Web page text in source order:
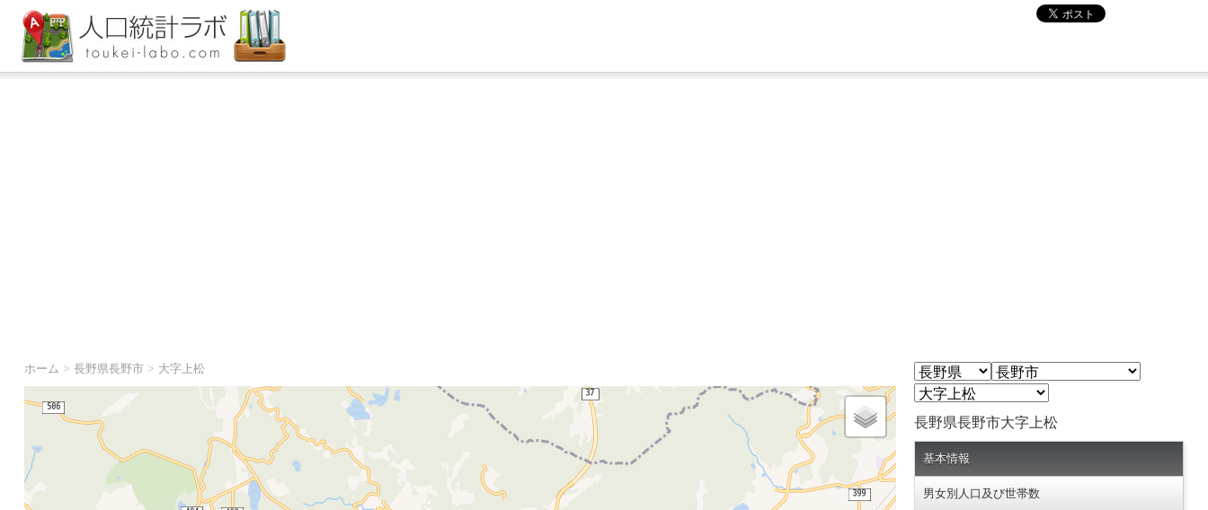
ホーム > 長野県長野市> 大字上松
長野県長野市大字上松
基本情報
男女別人口及び世帯数